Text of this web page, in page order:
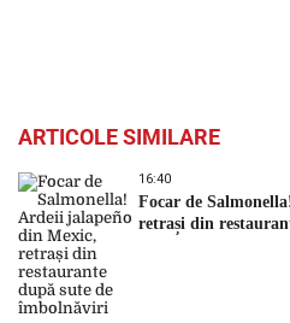
ARTICOLE SIMILARE
16:40
Focar de
retrași din